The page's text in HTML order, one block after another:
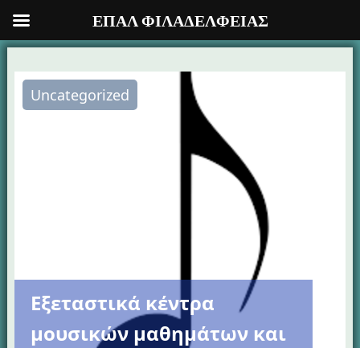
στο
περιεχόμενο
Uncategorized
Εξεταστικά κέντρα
μουσικών μαθημάτων και
ΕΠΑΛ ΦΙΛΑΔΕΛΦΕΙΑΣ